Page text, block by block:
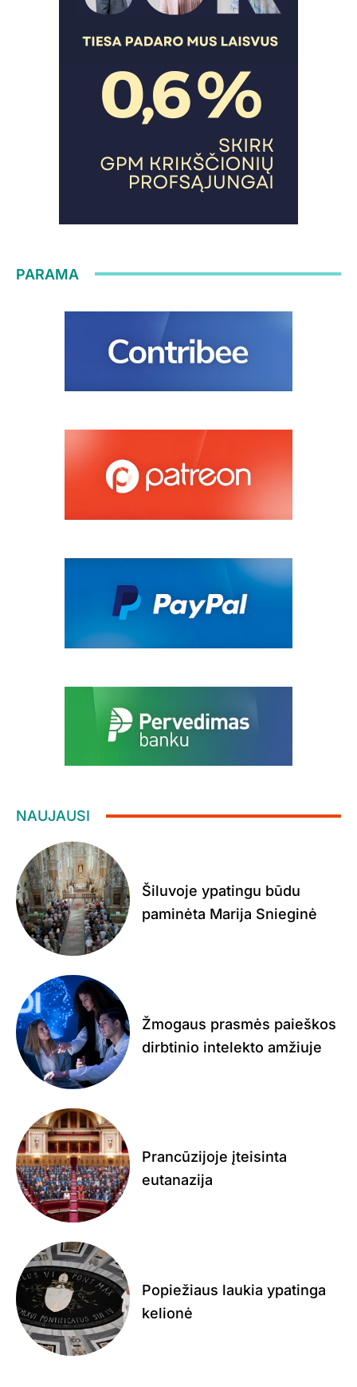
PARAMA
NAUJAUSI
Šiluvoje ypatingu būdu
paminėta Marija Snieginė
Žmogaus prasmės paieškos
dirbtinio intelekto amžiuje
Prancūzijoje įteisinta
eutanazija
Popiežiaus laukia ypatinga
kelionė